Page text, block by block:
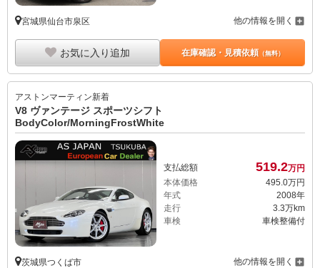
宮城県仙台市泉区 他の情報を開く
お気に入り追加 在庫確認・見積依頼（無料）
アストンマーティン新着
V8 ヴァンテージ スポーツシフト
BodyColor/MorningFrostWhite
支払総額 519.2万円
本体価格
495. 0万円
年式
2008年
走行
3.3万km
車検
車検整備付
茨城県つくば市 他の情報を開く